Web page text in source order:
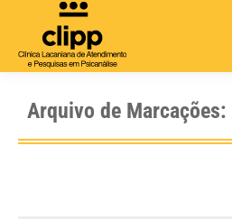
Arquivo de Marcações: